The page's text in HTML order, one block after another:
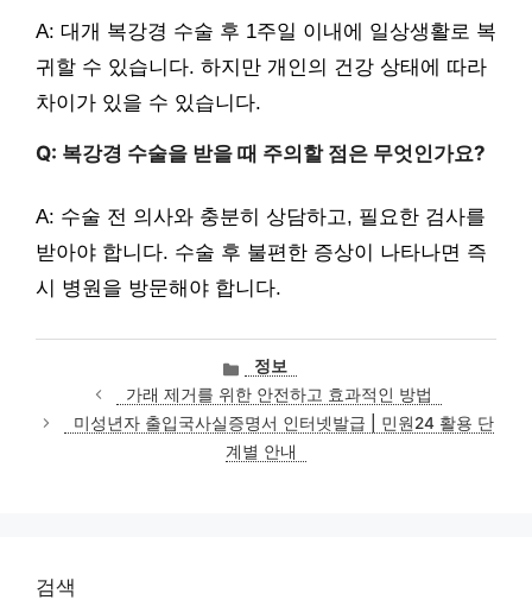
A: 대개 복강경 수술 후 1주일 이내에 일상생활로 복
귀할 수 있습니다. 하지만 개인의 건강 상태에 따라
차이가 있을 수 있습니다.
Q: 복강경 수술을 받을 때 주의할 점은 무엇인가요?
A: 수술 전 의사와 충분히 상담하고, 필요한 검사를
받아야 합니다. 수술 후 불편한 증상이 나타나면 즉
시 병원을 방문해야 합니다.
카
테
고
리
정보
가래 제거를 위한 안전하고 효과적인 방법
미성년자 출입국사실증명서 인터넷발급 | 민원24 활용 단
계별 안내
검색